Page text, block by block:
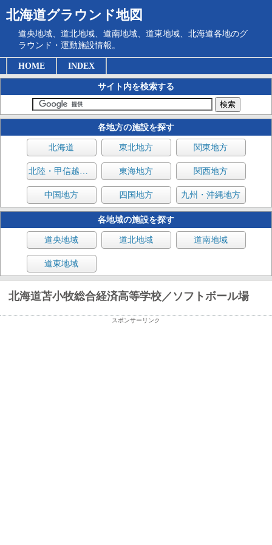
北海道グラウンド地図
道央地域、道北地域、道南地域、道東地域、北海道各地のグ
ラウンド・運動施設情報。
HOME INDEX
サイト内を検索する
各地方の施設を探す
北海道 東北地方 関東地方
北陸・甲信越地方 東海地方 関西地方
中国地方 四国地方 九州・沖縄地方
各地域の施設を探す
道央地域 道北地域 道南地域
道東地域
北海道苫小牧総合経済高等学校／ソフトボール場
スポンサーリンク